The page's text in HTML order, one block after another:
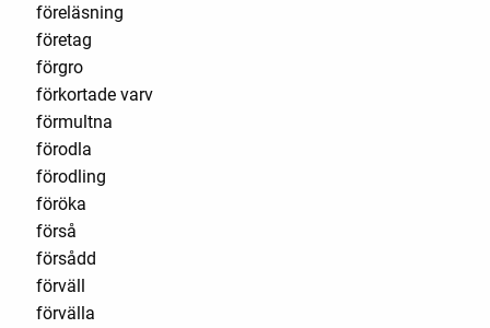
föreläsning
företag
förgro
förkortade varv
förmultna
förodla
förodling
föröka
förså
försådd
förväll
förvälla